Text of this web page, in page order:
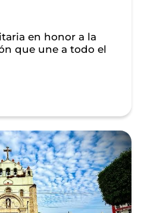
en honor a la
que une a todo el